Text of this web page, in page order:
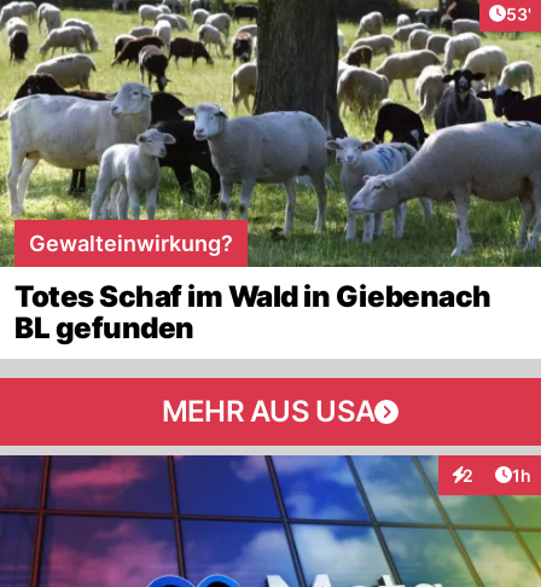
53'
Gewalteinwirkung?
Totes Schaf im Wald in Giebenach
BL gefunden
MEHR AUS USA
2 1h